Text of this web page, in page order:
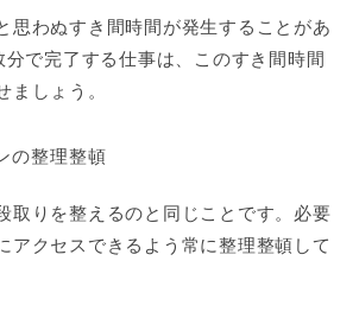
思わぬすき間時間が発生することがあ
分で完了する仕事は、このすき間時間
ましょう。
の整理整頓
取りを整えるのと同じことです。必要
アクセスできるよう常に整理整頓して